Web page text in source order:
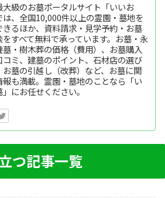
大級のお墓ポータルサイト「いいお
は、全国10,000件以上の霊園・墓地を
きるほか、資料請求・見学予約・お墓
をすべて無料で承っています。お墓・永
墓・樹木葬の価格（費用）、お墓購入
コミ、建墓のポイント、石材店の選び
お墓の引越し（改葬）など、お墓に関
報も満載。霊園・墓地のことなら「い
にお任せください。
つ記事一覧